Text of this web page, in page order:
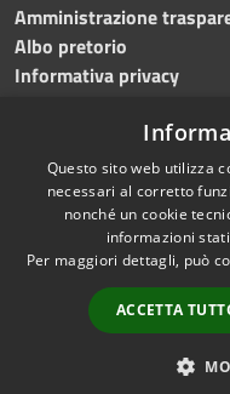
Amministrazione
Albo pretorio
Informativa privacy
Dichiarazione di
RSS
Accessibilità
Questo sito web utilizza
necessari al corretto
nonché un cookie
informazioni
Per maggiori dettagli, può
ACCETTA